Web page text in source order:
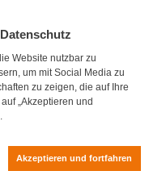
Website nutzbar zu
um mit Social Media zu
zu zeigen, die auf Ihre
„Akzeptieren und
Akzeptieren und fortfahren